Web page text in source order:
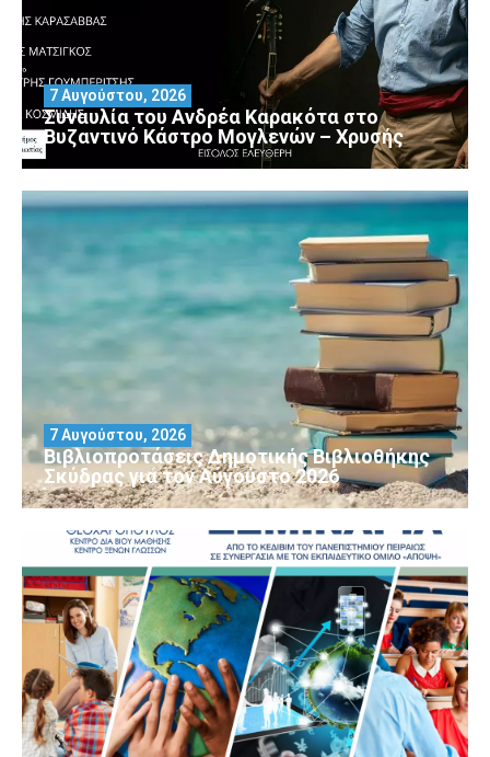
Συναυλία του Ανδρέα Καρακότα στο
Βυζαντινό Κάστρο Μογλενών – Χρυσής
7 Αυγούστου, 2026
Βιβλιοπροτάσεις Δημοτικής Βιβλιοθήκης
Σκύδρας για τον Αύγούστο 2026
7 Αυγούστου, 2026